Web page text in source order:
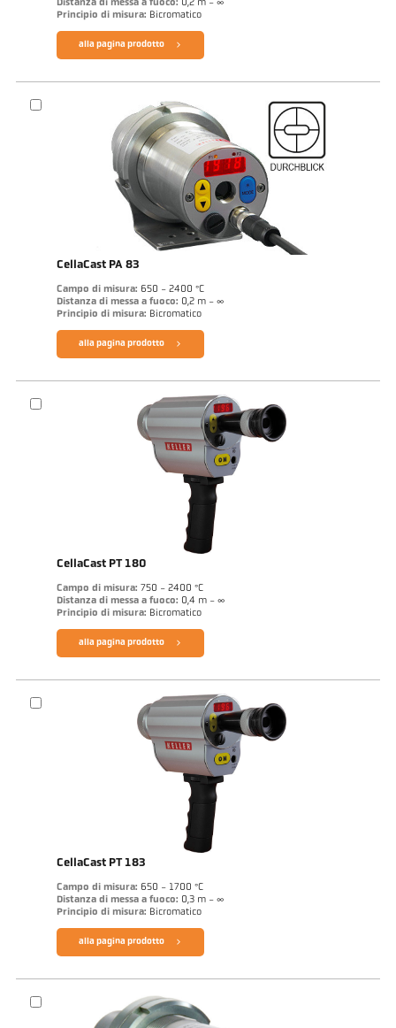
Distanza di messa a fuoco: 0,2 m - ∞
Principio di misura: Bicromatico
alla pagina prodotto
CellaCast PA 83
Campo di misura: 650 - 2400 °C
Distanza di messa a fuoco: 0,2 m - ∞
Principio di misura: Bicromatico
alla pagina prodotto
CellaCast PT 180
Campo di misura: 750 - 2400 °C
Distanza di messa a fuoco: 0,4 m - ∞
Principio di misura: Bicromatico
alla pagina prodotto
CellaCast PT 183
Campo di misura: 650 - 1700 °C
Distanza di messa a fuoco: 0,3 m - ∞
Principio di misura: Bicromatico
alla pagina prodotto